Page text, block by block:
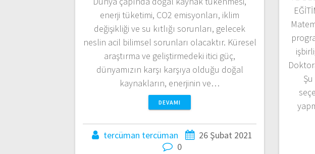
enerji tüketimi, CO2 emisyonları, iklim
değişikliği ve su kıtlığı sorunları, gelecek
neslin acil bilimsel sorunları olacaktır. Küresel
araştırma ve geliştirmedeki itici güç,
dünyamızın karşı karşıya olduğu doğal
kaynakların, enerjinin ve…
DEVAMI
tercüman tercüman
26 Şubat 2021
0